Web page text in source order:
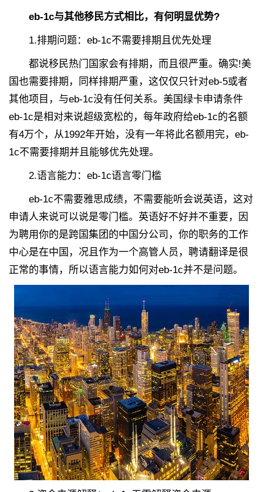
eb-1c与其他移民方式相比，有何明显优势?
1.排期问题：eb-1c不需要排期且优先处理
都说移民热门国家会有排期，而且很严重。确实!美
国也需要排期，同样排期严重，这仅仅只针对eb-5或者
其他项目，与eb-1c没有任何关系。美国绿卡申请条件
eb-1c是相对来说超级宽松的，每年政府给eb-1c的名额
有4万个，从1992年开始，没有一年将此名额用完，eb-
1c不需要排期并且能够优先处理。
2.语言能力：eb-1c语言零门槛
eb-1c不需要雅思成绩，不需要能听会说英语，这对
申请人来说可以说是零门槛。英语好不好并不重要，因
为聘用你的是跨国集团的中国分公司，你的职务的工作
中心是在中国，况且作为一个高管人员，聘请翻译是很
正常的事情，所以语言能力如何对eb-1c并不是问题。